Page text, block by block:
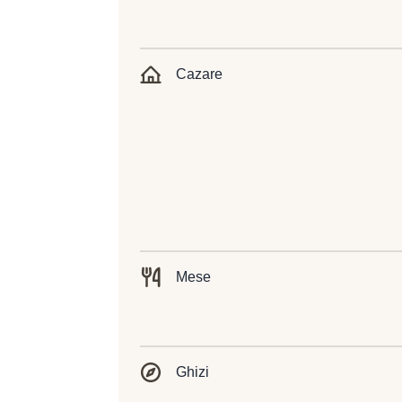
Cazare
Mese
Ghizi